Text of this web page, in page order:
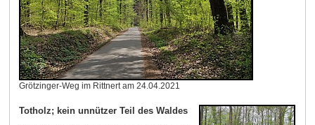
Grötzinger-Weg im Rittnert am 24.04.2021
Totholz; kein unnützer Teil des Waldes